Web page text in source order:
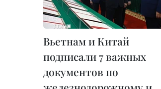
Вьетнам и Китай
подписали 7 важных
документов по